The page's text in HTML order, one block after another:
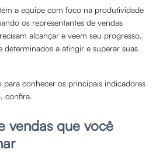
a equipe com foco na produtividade
os representantes de vendas
alcançar e veem seu progresso,
determinados a atingir e superar suas
conhecer os principais indicadores
confira.
vendas que você